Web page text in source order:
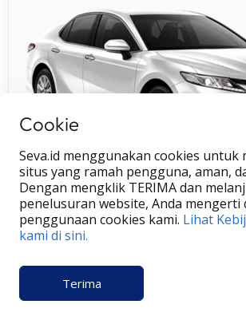
Cookie
Seva.id menggunakan cookies untuk
situs yang ramah pengguna, aman,
Dengan mengklik TERIMA dan
penelusuran website, Anda mengerti
penggunaan cookies kami. Lihat
kami di sini.
Terima
2 type available